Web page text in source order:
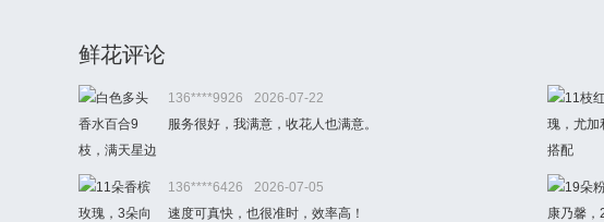
鲜花评论
136****9926
2026-07-22
服务很好，我满意，收花人也满意。
136****6426
2026-07-05
速度可真快，也很准时，效率高！